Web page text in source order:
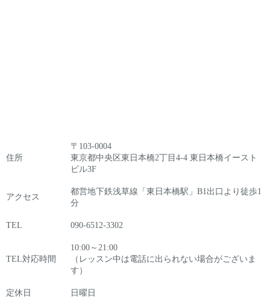
住所
〒103-0004
東京都中央区東日本橋2丁目4-4 東日本橋イースト
ビル3F
アクセス
都営地下鉄浅草線「東日本橋駅」B1出口より徒歩1
分
TEL 090-6512-3302
TEL対応時間
10:00～21:00
（レッスン中は電話に出られない場合がございま
す）
定休日 日曜日